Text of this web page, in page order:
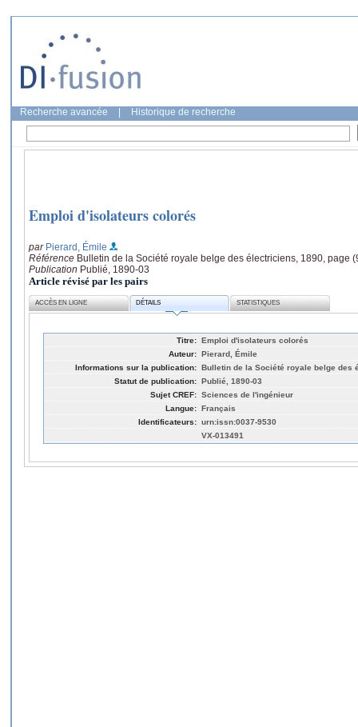
Recherche avancée Historique de recherche
Emploi d'isolateurs colorés
par Pierard, Émile
Référence Bulletin de la Société royale belge des électriciens, 1890, page
Publication Publié, 1890-03
Article révisé par les pairs
ACCÈS EN LIGNE DÉTAILS STATISTIQUES
Titre: Emploi d'isolateurs colorés
Auteur: Pierard, Émile
Informations sur la publication: Bulletin de la Société royale belge des
Statut de publication: Publié, 1890-03
Sujet CREF: Sciences de l'ingénieur
Langue: Français
Identificateurs: urn:issn:0037-9530
VX-013491